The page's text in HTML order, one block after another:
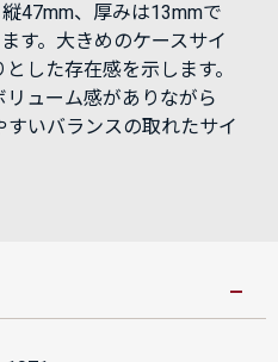
47mm、厚みは13mmで
す。大きめのケースサイ
した存在感を示します。
ューム感がありながら
いバランスの取れたサイ